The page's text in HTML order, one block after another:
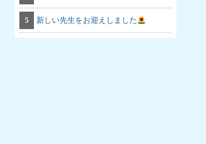
5 新しい先生をお迎えしました